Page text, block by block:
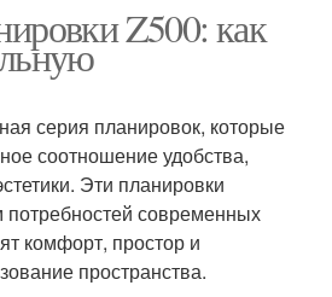
Z500: как
серия планировок, которые
соотношение удобства,
Эти планировки
потребностей современных
комфорт, простор и
пространства.